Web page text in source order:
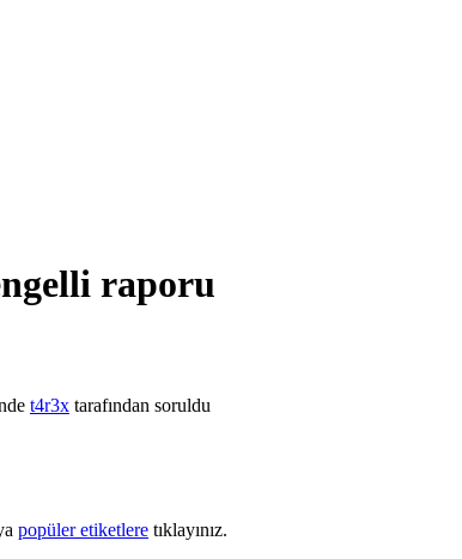
raporu
t4r3x tarafından soruldu
popüler etiketlere tıklayınız.